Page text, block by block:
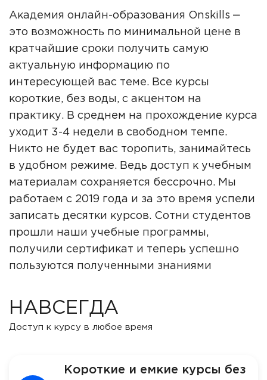
Академия онлайн-образования Onskills ‒
это возможность по минимальной цене в
кратчайшие сроки получить самую
актуальную информацию по
интересующей вас теме. Все курсы
короткие, без воды, с акцентом на
практику. В среднем на прохождение курса
уходит 3-4 недели в свободном темпе.
Никто не будет вас торопить, занимайтесь
в удобном режиме. Ведь доступ к учебным
материалам сохраняется бессрочно. Мы
работаем с 2019 года и за это время успели
записать десятки курсов. Сотни студентов
прошли наши учебные программы,
получили сертификат и теперь успешно
пользуются полученными знаниями
НАВСЕГДА
Доступ к курсу в любое время
Короткие и емкие курсы без